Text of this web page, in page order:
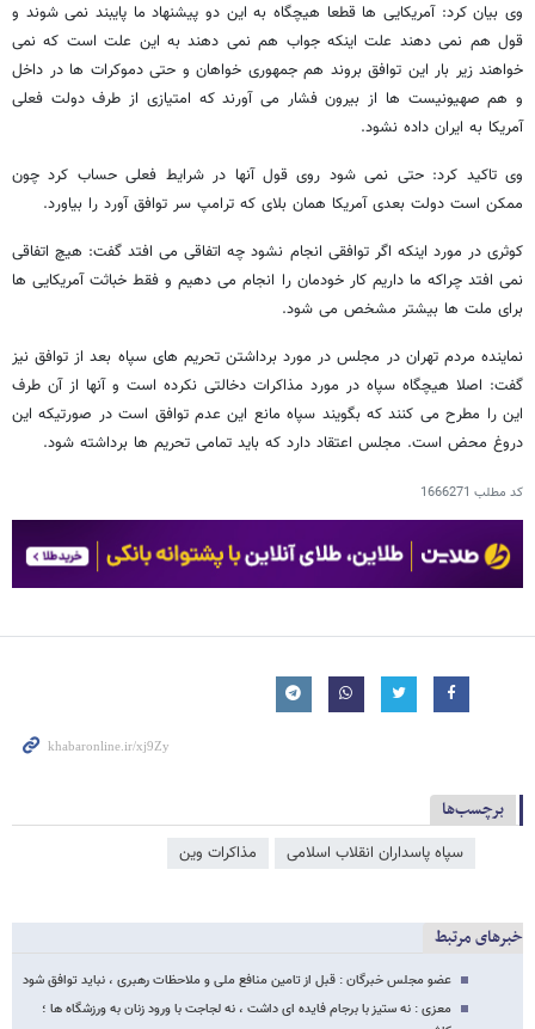
وی بیان کرد: آمریکایی ها قطعا هیچگاه به این دو پیشنهاد ما پایبند نمی شوند و
قول هم نمی دهند علت اینکه جواب هم نمی دهند به این علت است که نمی
خواهند زیر بار این توافق بروند هم جمهوری خواهان و حتی دموکرات ها در داخل
و هم صهیونیست ها از بیرون فشار می آورند که امتیازی از طرف دولت فعلی
آمریکا به ایران داده نشود.
وی تاکید کرد: حتی نمی شود روی قول آنها در شرایط فعلی حساب کرد چون
ممکن است دولت بعدی آمریکا همان بلای که ترامپ سر توافق آورد را بیاورد.
کوثری در مورد اینکه اگر توافقی انجام نشود چه اتفاقی می افتد گفت: هیچ اتفاقی
نمی افتد چراکه ما داریم کار خودمان را انجام می دهیم و فقط خباثت آمریکایی ها
برای ملت ها بیشتر مشخص می شود.
نماینده مردم تهران در مجلس در مورد برداشتن تحریم های سپاه بعد از توافق نیز
گفت: اصلا هیچگاه سپاه در مورد مذاکرات دخالتی نکرده است و آنها از آن طرف
این را مطرح می کنند که بگویند سپاه مانع این عدم توافق است در صورتیکه این
دروغ محض است. مجلس اعتقاد دارد که باید تمامی تحریم ها برداشته شود.
کد مطلب 1666271
برچسب‌ها
سپاه پاسداران انقلاب اسلامی مذاکرات وین
خبرهای مرتبط
عضو مجلس خبرگان : قبل از تامین منافع ملی و ملاحظات رهبری ، نباید توافق شود
معزی : نه ستیز با برجام فایده ای داشت ، نه لجاجت با ورود زنان به ورزشگاه ها ؛